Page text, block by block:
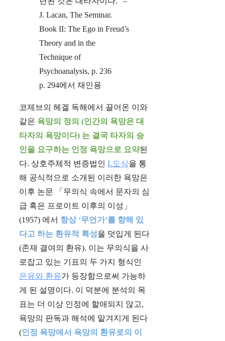
J. Lacan, The Seminar.
Book II: The Ego in Freud’s
Theory and in the
Technique of
Psychoanalysis, p. 236
p. 294에서 재인용
코제브의 헤겔 독해에서 끌어온 이와
같은 욕망의 정의 (인간의 욕망은 대
타자의 욕망이다) 는 결국 타자의 승
인을 요구하는 인정 욕망으로 요약된
다. 상호주체적 변증법인 L도식을 통
해 공식적으로 소개된 이러한 욕망은
이후 논문 「무의식 속에서 문자의 심
급 혹은 프로이트 이후의 이성」
(1957) 에서 항상 ‘무언가’를 향해 있
다고 하는 환유적 특성을 덧입게 된다
(존재 결여의 환유). 이는 무의식을 사
로잡고 있는 기표의 두 가지 형식인
은유와 환유가 등장함으로써 가능하
게 된 설명이다. 이 덕분에 분석의 목
표는 더 이상 인정에 할애되지 않고,
욕망의 판독과 해석에 맡겨지게 된다
(인정 욕망에서 욕망의 환유로의 이